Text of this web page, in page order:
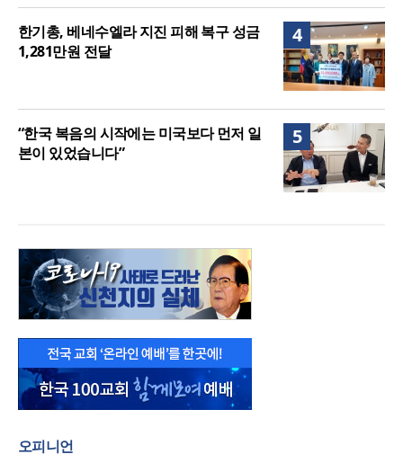
4
한기총, 베네수엘라 지진 피해 복구 성금
1,281만원 전달
5
“한국 복음의 시작에는 미국보다 먼저 일
본이 있었습니다”
오피니언